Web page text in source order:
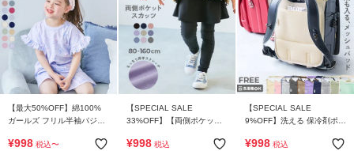
【最大50%OFF】綿100%
ガールズ フリル半袖パジャ
¥998 税込〜
【SPECIAL SALE
33%OFF】【両側ポケット
10分丈 無地スカッツ
¥998 税込
【SPECIAL SALE
9%OFF】洗える 保冷剤ポケ
メッシュパッド
¥998 税込